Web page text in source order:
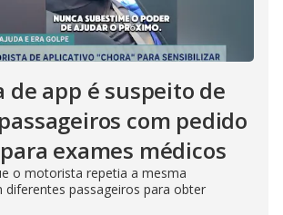
de app é suspeito de
com pedido
exames médicos
o motorista repetia a mesma
diferentes passageiros para obter